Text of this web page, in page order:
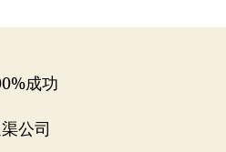
成功
公司